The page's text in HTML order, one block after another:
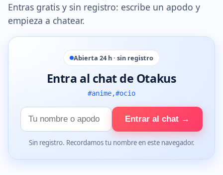
Entras gratis y sin registro: escribe un apodo y
empieza a chatear.
Abierta 24 h · sin registro
Entra al chat de Otakus
#anime,#ocio
Tu
nombre
Entrar al chat →
Sin registro. Recordamos tu nombre en este navegador.